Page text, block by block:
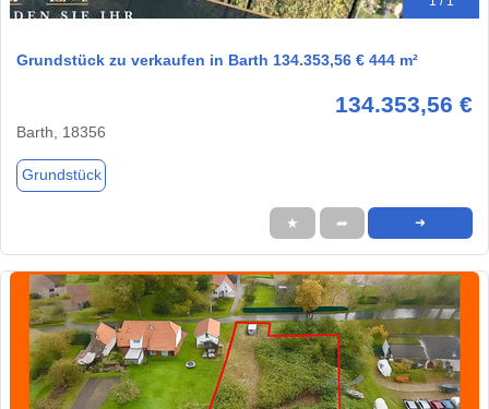
Grundstück zu verkaufen in Barth 134.353,56 € 444 m²
134.353,56 €
Barth, 18356
Grundstück
★ ➦ ➜